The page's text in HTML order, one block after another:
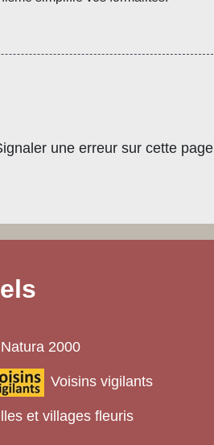
une erreur sur cette page
Natura 2000
Voisins vigilants
et villages fleuris